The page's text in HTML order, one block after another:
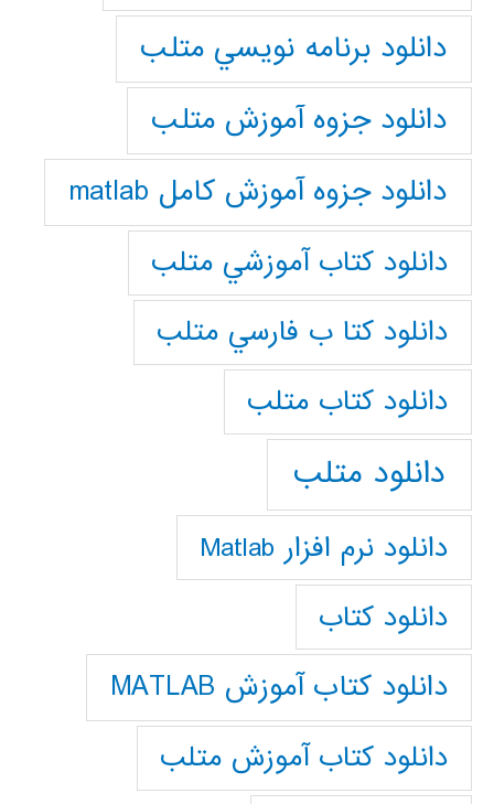
دانلود برنامه نويسي متلب
دانلود جزوه آموزش متلب
دانلود جزوه آموزش کامل matlab
دانلود كتاب آموزشي متلب
دانلود كتا ب فارسي متلب
دانلود كتاب متلب
دانلود متلب
دانلود نرم افزار Matlab
دانلود کتاب
دانلود کتاب آموزش MATLAB
دانلود کتاب آموزش متلب